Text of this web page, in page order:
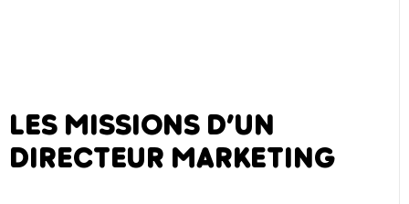
LES MISSIONS D’UN
DIRECTEUR MARKETING